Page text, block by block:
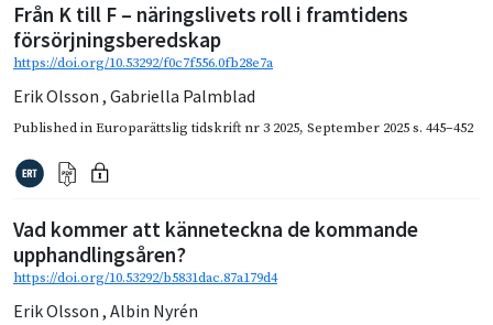
Från K till F – näringslivets roll i framtidens
försörjningsberedskap
https://doi.org/10.53292/f0c7f556.0fb28e7a
Erik Olsson , Gabriella Palmblad
Published inEuroparättslig tidskrift nr 3 2025, September 2025s. 445–452
Vad kommer att känneteckna de kommande
upphandlingsåren?
https://doi.org/10.53292/b5831dac.87a179d4
Erik Olsson , Albin Nyrén